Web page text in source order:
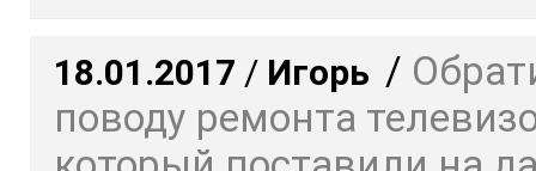
18.01.2017 / Игорь /
поводу ремонта